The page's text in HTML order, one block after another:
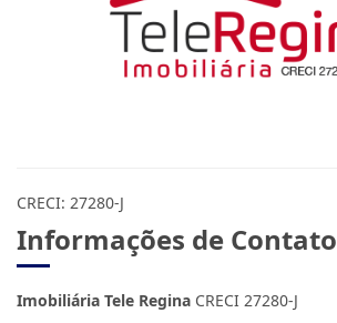
CRECI: 27280-J
Informações de Contato
Imobiliária Tele Regina CRECI 27280-J